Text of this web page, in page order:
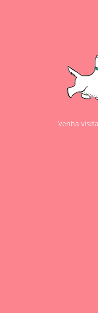
Venha